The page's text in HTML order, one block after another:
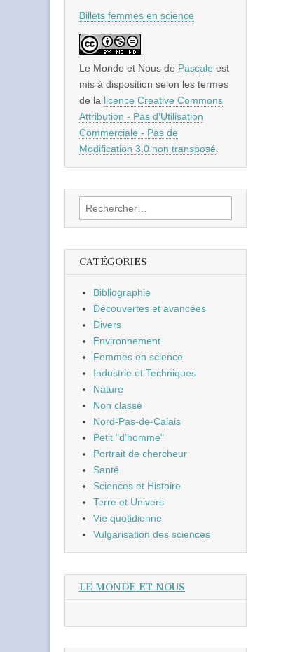
Billets femmes en science
Le Monde et Nous de Pascale est
mis à disposition selon les termes
de la licence Creative Commons
Attribution - Pas d’Utilisation
Commerciale - Pas de
Modification 3.0 non transposé.
Rechercher :
CATÉGORIES
Bibliographie
Découvertes et avancées
Divers
Environnement
Femmes en science
Industrie et Techniques
Nature
Non classé
Nord-Pas-de-Calais
Petit "d'homme"
Portrait de chercheur
Santé
Sciences et Histoire
Terre et Univers
Vie quotidienne
Vulgarisation des sciences
LE MONDE ET NOUS